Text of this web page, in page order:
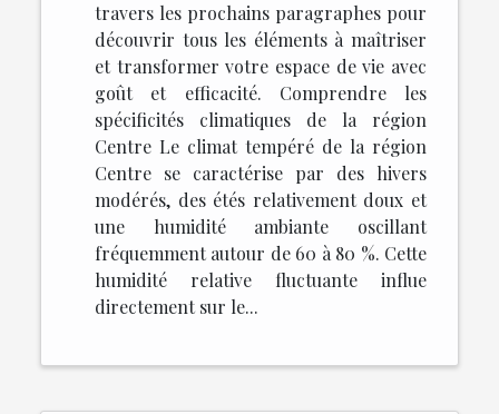
travers les prochains paragraphes pour
découvrir tous les éléments à maîtriser
et transformer votre espace de vie avec
goût et efficacité. Comprendre les
spécificités climatiques de la région
Centre Le climat tempéré de la région
Centre se caractérise par des hivers
modérés, des étés relativement doux et
une humidité ambiante oscillant
fréquemment autour de 60 à 80 %. Cette
humidité relative fluctuante influe
directement sur le...